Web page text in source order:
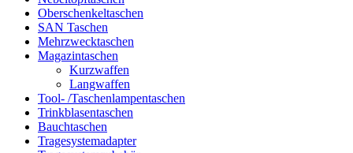
Oberschenkeltaschen
SAN Taschen
Mehrzwecktaschen
Magazintaschen
Kurzwaffen
Langwaffen
Tool- /Taschenlampentaschen
Trinkblasentaschen
Bauchtaschen
Tragesystemadapter